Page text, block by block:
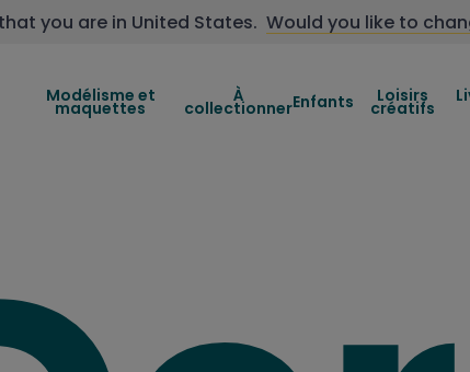
you are in United States. Would you like to
Modélisme et
maquettes
À
collectionnerEnfants Loisirs
créatifs